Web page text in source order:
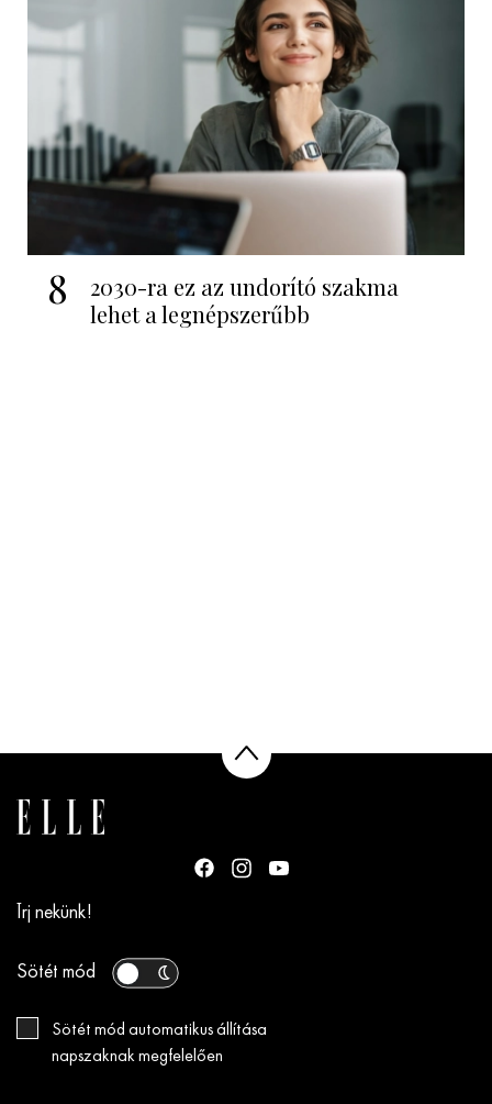
8
2030-ra ez az undorító szakma
lehet a legnépszerűbb
Írj nekünk!
Sötét mód
Sötét mód automatikus állítása
napszaknak megfelelően